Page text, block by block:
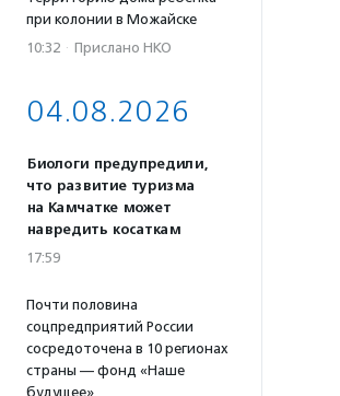
при колонии в Можайске
10:32 · Прислано НКО
04.08.2026
Биологи предупредили,
что развитие туризма
на Камчатке может
навредить косаткам
17:59
Почти половина
соцпредприятий России
сосредоточена в 10 регионах
страны — фонд «Наше
будущее»